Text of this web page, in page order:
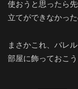
使おうと思ったら
立てができなかっ
まさかこれ、バレ
部屋に飾っておこう